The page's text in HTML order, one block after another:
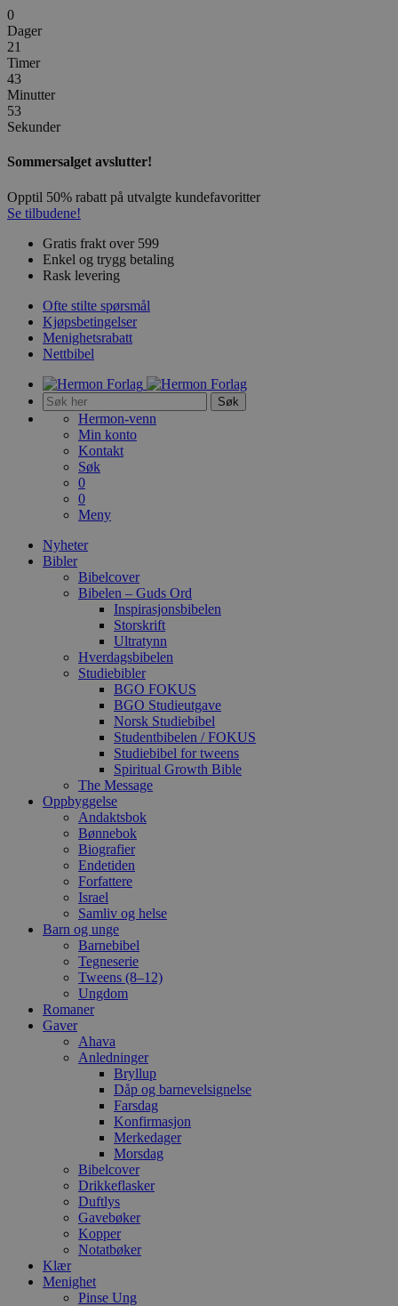
0
Dager
21
Timer
43
Minutter
53
Sekunder
Sommersalget avslutter!
Opptil 50% rabatt på utvalgte kundefavoritter
Se tilbudene!
Gratis frakt over 599
Enkel og trygg betaling
Rask levering
Ofte stilte spørsmål
Kjøpsbetingelser
Menighetsrabatt
Nettbibel
Søk
Hermon-venn
Min konto
Kontakt
Søk
0
0
Meny
Nyheter
Bibler
Bibelcover
Bibelen – Guds Ord
Inspirasjonsbibelen
Storskrift
Ultratynn
Hverdagsbibelen
Studiebibler
BGO FOKUS
BGO Studieutgave
Norsk Studiebibel
Studentbibelen / FOKUS
Studiebibel for tweens
Spiritual Growth Bible
The Message
Oppbyggelse
Andaktsbok
Bønnebok
Biografier
Endetiden
Forfattere
Israel
Samliv og helse
Barn og unge
Barnebibel
Tegneserie
Tweens (8–12)
Ungdom
Romaner
Gaver
Ahava
Anledninger
Bryllup
Dåp og barnevelsignelse
Farsdag
Konfirmasjon
Merkedager
Morsdag
Bibelcover
Drikkeflasker
Duftlys
Gavebøker
Kopper
Notatbøker
Klær
Menighet
Pinse Ung